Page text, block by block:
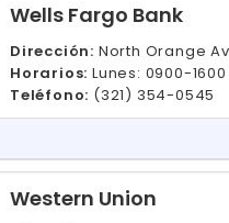
Wells Fargo Bank
Dirección: North Orange
Horarios: Lunes: 0900-
Teléfono: (321) 354-0545
Western Union